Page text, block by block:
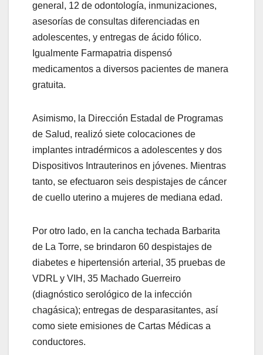
general, 12 de odontología, inmunizaciones,
asesorías de consultas diferenciadas en
adolescentes, y entregas de ácido fólico.
Igualmente Farmapatria dispensó
medicamentos a diversos pacientes de manera
gratuita.
Asimismo, la Dirección Estadal de Programas
de Salud, realizó siete colocaciones de
implantes intradérmicos a adolescentes y dos
Dispositivos Intrauterinos en jóvenes. Mientras
tanto, se efectuaron seis despistajes de cáncer
de cuello uterino a mujeres de mediana edad.
Por otro lado, en la cancha techada Barbarita
de La Torre, se brindaron 60 despistajes de
diabetes e hipertensión arterial, 35 pruebas de
VDRL y VIH, 35 Machado Guerreiro
(diagnóstico serológico de la infección
chagásica); entregas de desparasitantes, así
como siete emisiones de Cartas Médicas a
conductores.